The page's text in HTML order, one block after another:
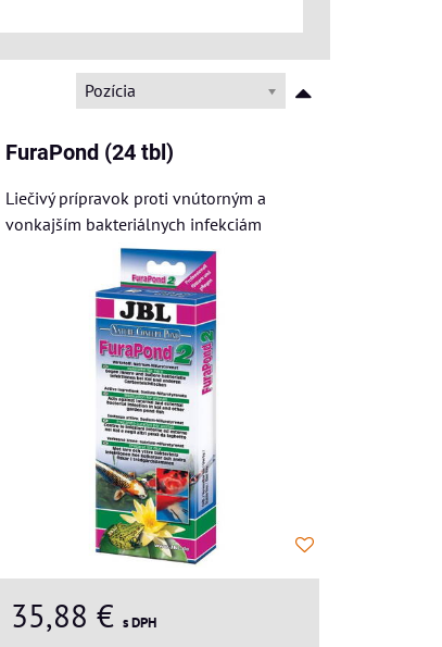
Pozícia
FuraPond (24 tbl)
Liečivý prípravok proti vnútorným a
vonkajším bakteriálnych infekciám
35,88 €s DPH